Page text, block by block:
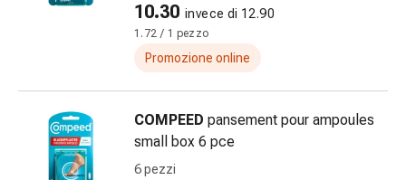
Tessuti
Raffreddore
ferite
e
delle
10.30 invece di 12.90
1.72 / 1 pezzo
Promozione online
COMPEED pansement pour ampoules
small box 6 pce
6 pezzi